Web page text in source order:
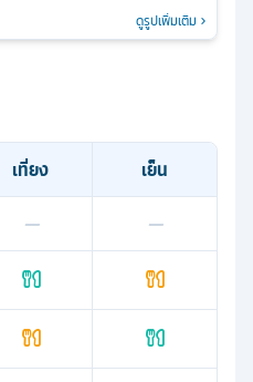
ดูรูปเพิ่มเติม
เที่ยง
เย็น
—
—